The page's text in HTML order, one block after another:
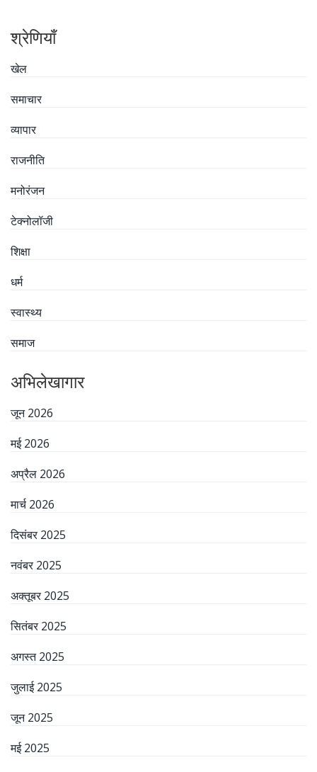
श्रेणियाँ
खेल
समाचार
व्यापार
राजनीति
मनोरंजन
टेक्नोलॉजी
शिक्षा
धर्म
स्वास्थ्य
समाज
अभिलेखागार
जून 2026
मई 2026
अप्रैल 2026
मार्च 2026
दिसंबर 2025
नवंबर 2025
अक्तूबर 2025
सितंबर 2025
अगस्त 2025
जुलाई 2025
जून 2025
मई 2025